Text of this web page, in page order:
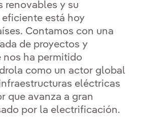
renovables y su
está hoy
Contamos con una
de proyectos y
nos ha permitido
como un actor global
eléctricas
que avanza a gran
por la electrificación.